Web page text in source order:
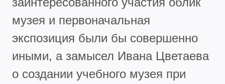
музея и первоначальная
экспозиция были бы совершенно
иными, а замысел Ивана Цветаева
о создании учебного музея при